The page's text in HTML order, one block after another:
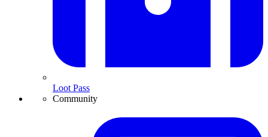
Loot Pass
Community